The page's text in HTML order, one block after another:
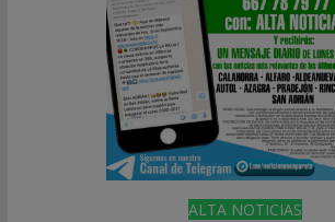
ALTA NOTICIAS